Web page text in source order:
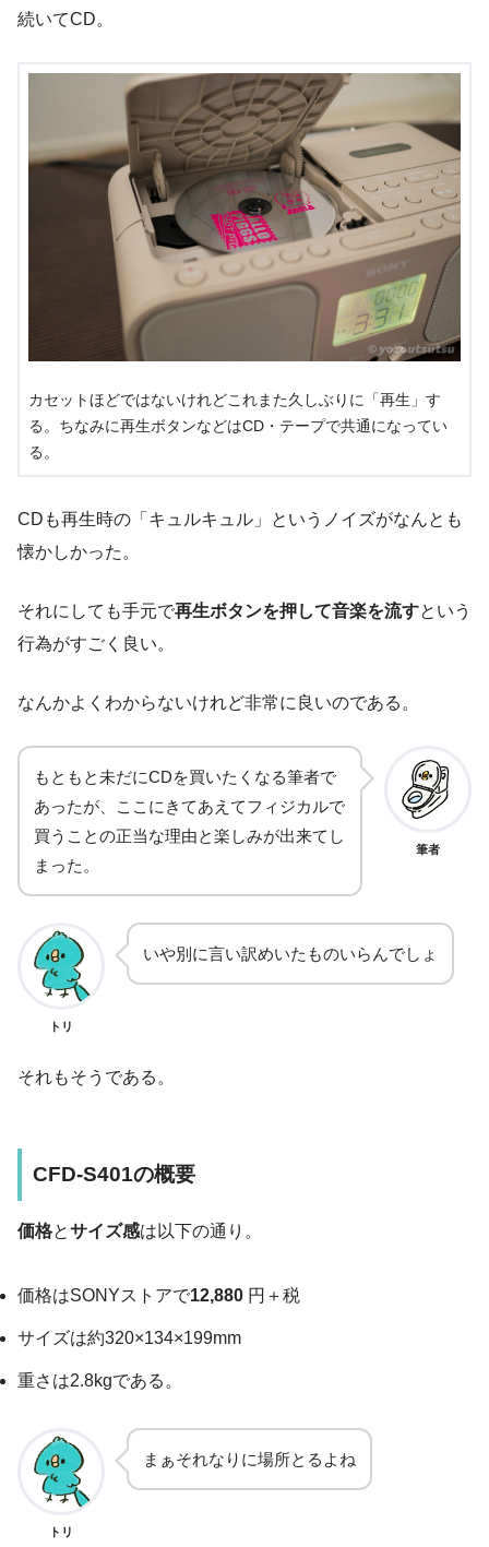
続いてCD。
カセットほどではないけれどこれまた久しぶりに「再生」す
る。ちなみに再生ボタンなどはCD・テープで共通になってい
る。
CDも再生時の「キュルキュル」というノイズがなんとも
懐かしかった。
それにしても手元で再生ボタンを押して音楽を流すという
行為がすごく良い。
なんかよくわからないけれど非常に良いのである。
もともと未だにCDを買いたくなる筆者で
あったが、ここにきてあえてフィジカルで
買うことの正当な理由と楽しみが出来てし
まった。
筆者
トリ
いや別に言い訳めいたものいらんでしょ
それもそうである。
CFD-S401の概要
価格とサイズ感は以下の通り。
価格はSONYストアで12,880 円＋税
サイズは約320×134×199mm
重さは2.8kgである。
トリ
まぁそれなりに場所とるよね